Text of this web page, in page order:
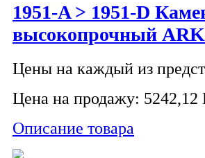
1951-A > 1951-D
высокопрочный
Цены на каждый из
Цена на продажу:
Описание товара